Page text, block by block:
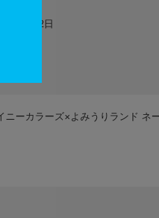
年04月12日
ーカラーズ×よみうりランド ネ